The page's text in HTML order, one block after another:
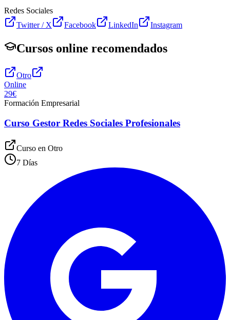
Redes Sociales
Twitter / X
Facebook LinkedIn Instagram
Cursos online recomendados
Otro
Online
29€
Formación Empresarial
Curso Gestor Redes Sociales Profesionales
Curso en Otro
7 Días